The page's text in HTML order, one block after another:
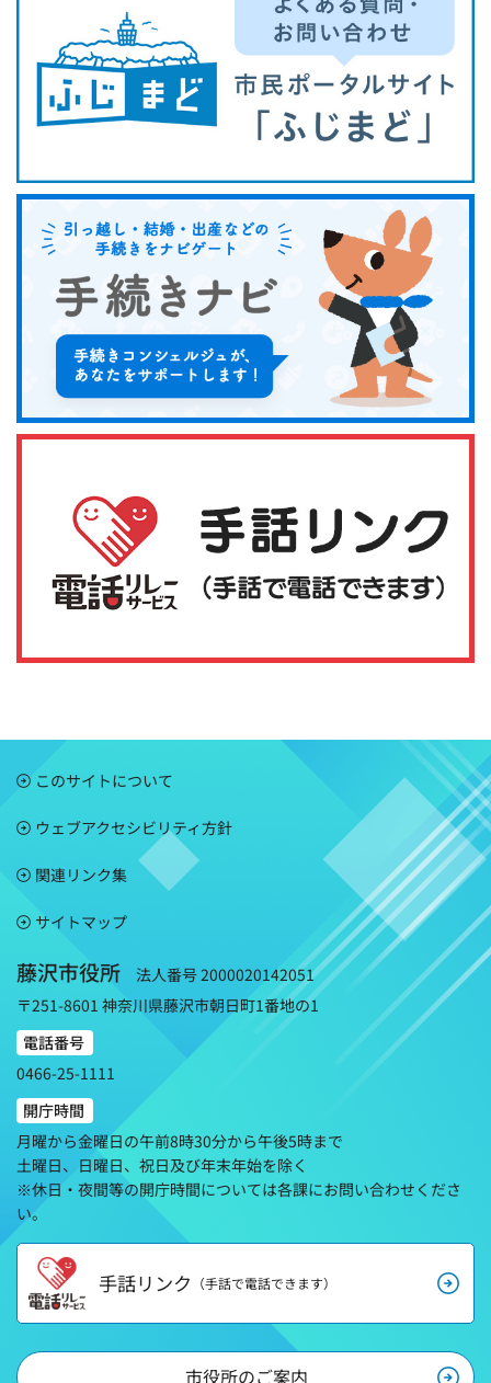
このサイトについて
ウェブアクセシビリティ方針
関連リンク集
サイトマップ
藤沢市役所
法人番号 2000020142051
〒251-8601 神奈川県藤沢市朝日町1番地の1
電話番号
0466-25-1111
開庁時間
月曜から金曜日の午前8時30分から午後5時まで
土曜日、日曜日、祝日及び年末年始を除く
※休日・夜間等の開庁時間については各課にお問い合わせくださ
い。
手話リンク （手話で電話できます）
市役所のご案内